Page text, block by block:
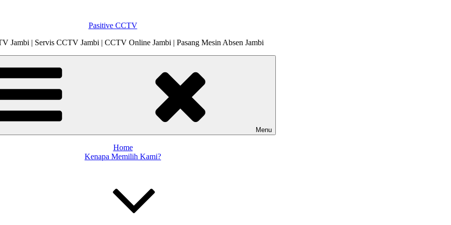
Pasitive CCTV
Jambi | Servis CCTV Jambi | CCTV Online Jambi | Pasang Mesin Absen Jambi
Menu
Home
Kenapa Memilih Kami?